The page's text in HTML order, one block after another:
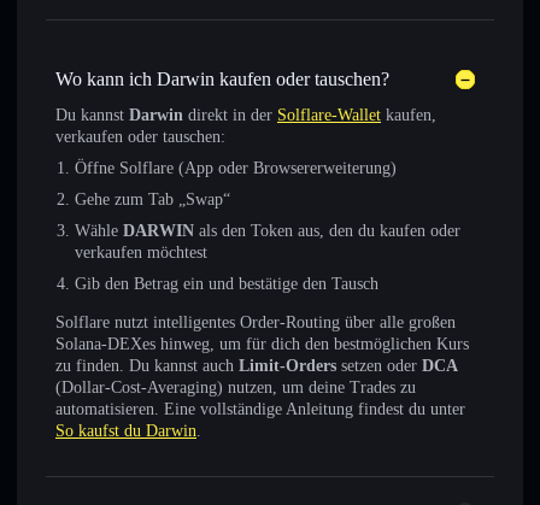
Wo kann ich Darwin kaufen oder tauschen?
Du kannst Darwin direkt in der Solflare-Wallet kaufen,
verkaufen oder tauschen:
Öffne Solflare (App oder Browsererweiterung)
Gehe zum Tab „Swap“
Wähle DARWIN als den Token aus, den du kaufen oder
verkaufen möchtest
Gib den Betrag ein und bestätige den Tausch
Solflare nutzt intelligentes Order-Routing über alle großen
Solana-DEXes hinweg, um für dich den bestmöglichen Kurs
zu finden. Du kannst auch Limit-Orders setzen oder DCA
(Dollar-Cost-Averaging) nutzen, um deine Trades zu
automatisieren. Eine vollständige Anleitung findest du unter
So kaufst du Darwin.